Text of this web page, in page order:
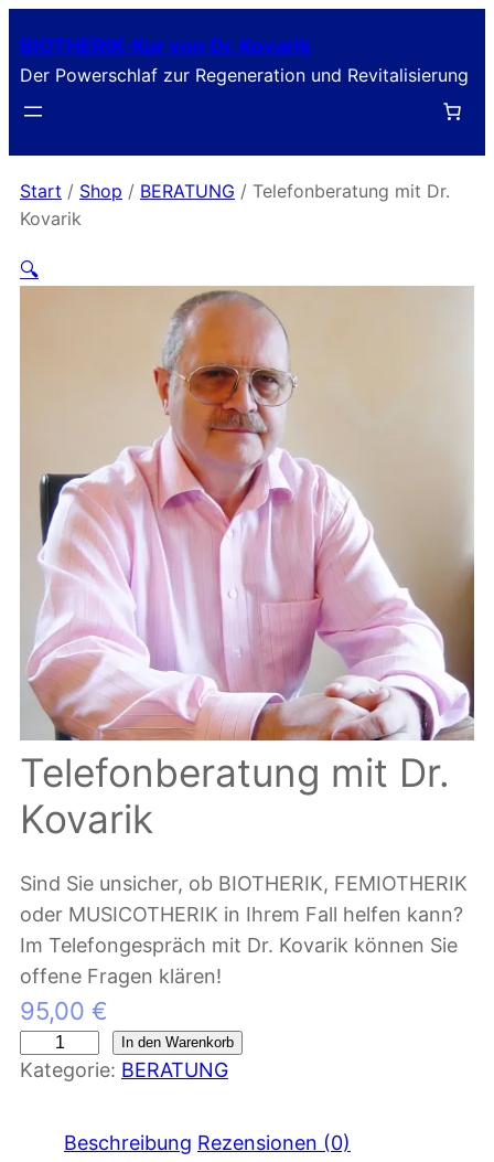
BIOTHERIK-Kur von Dr. Kovarik
Der Powerschlaf zur Regeneration und Revitalisierung
Start / Shop / BERATUNG / Telefonberatung mit Dr.
Kovarik
🔍
Telefonberatung mit Dr.
Kovarik
Sind Sie unsicher, ob BIOTHERIK, FEMIOTHERIK
oder MUSICOTHERIK in Ihrem Fall helfen kann?
Im Telefongespräch mit Dr. Kovarik können Sie
offene Fragen klären!
95,00 €
e
In den Warenkorb
Kategorie: BERATUNG
Beschreibung Rezensionen (0)